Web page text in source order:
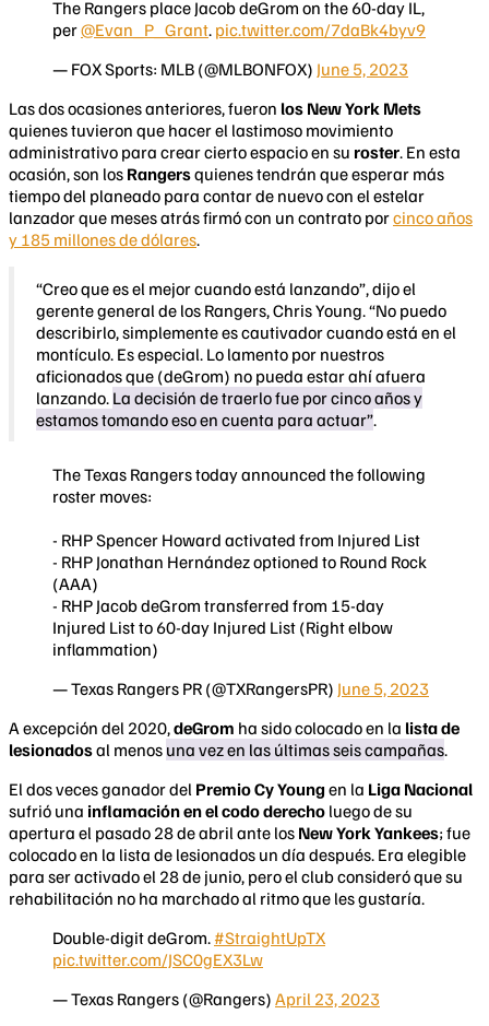
The Rangers place Jacob deGrom on the 60-day IL,
per@Evan_P_Grant. pic.twitter.com/7daBk4byv9
— FOX Sports: MLB (@MLBONFOX) June 5, 2023
Las dos ocasiones anteriores, fueron los New York Mets
quienes tuvieron que hacer el lastimoso movimiento
administrativo para crear cierto espacio en su roster. En esta
ocasión, son los Rangersquienes tendrán que esperar más
tiempo del planeado para contar de nuevo con el estelar
lanzador que meses atrás firmó con un contrato porcinco años
y 185 millones de dólares.
“Creo que es el mejor cuando está lanzando”, dijo el
gerente general de los Rangers, Chris Young. “No puedo
describirlo, simplemente es cautivador cuando está en el
montículo. Es especial. Lo lamento por nuestros
aficionados que (deGrom) no pueda estar ahí afuera
lanzando. La decisión de traerlo fue por cinco años y
estamos tomando eso en cuenta para actuar”.
The Texas Rangers today announced the following
roster moves:
- RHP Spencer Howard activated from Injured List
- RHP Jonathan Hernández optioned to Round Rock
(AAA)
- RHP Jacob deGrom transferred from 15-day
Injured List to 60-day Injured List (Right elbow
inflammation)
— Texas Rangers PR (@TXRangersPR) June 5, 2023
A excepción del 2020,deGrom ha sido colocado en la lista de
lesionadosal menos una vez en las últimas seis campañas.
El dos veces ganador del Premio Cy Young en la Liga Nacional
sufrió una inflamación en el codo derecho luego de su
apertura el pasado 28 de abril ante los New York Yankees; fue
colocado en la lista de lesionados un día después. Era elegible
para ser activado el 28 de junio, pero el club consideró que su
rehabilitación no ha marchado al ritmo que les gustaría.
Double-digit deGrom. #StraightUpTX
pic.twitter.com/JSC0gEX3Lw
— Texas Rangers (@Rangers) April 23, 2023